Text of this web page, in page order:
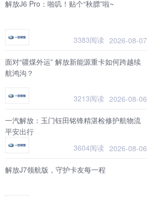
解放J6 Pro：啪叽！贴个“秋膘”啦~
3383阅读 2026-08-07
面对“疆煤外运” 解放新能源重卡如何跨越续
航鸿沟？
3213阅读 2026-08-06
一汽解放：玉门钰田铭锋精湛检修护航物流
平安出行
3604阅读 2026-08-06
解放J7领航版，守护卡友每一程